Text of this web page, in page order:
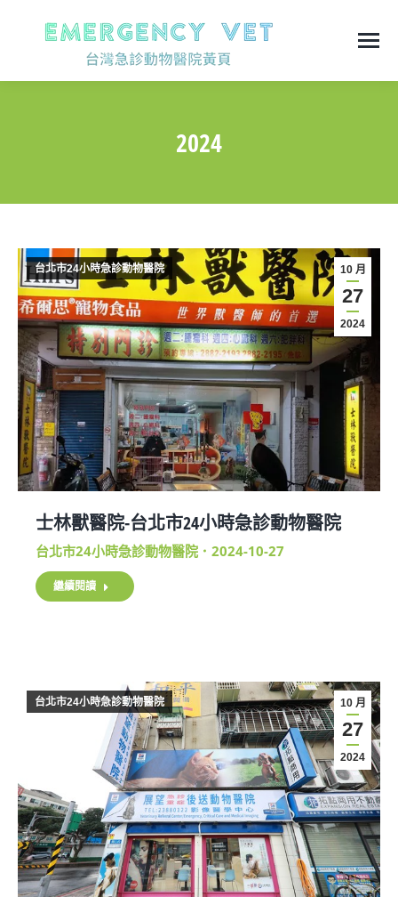
2024
10 月
27
2024
台北市24小時急診動物醫院
士林獸醫院-台北市24小時急診動物醫院
台北市24小時急診動物醫院 2024-10-27
繼續閱讀
10 月
27
2024
台北市24小時急診動物醫院